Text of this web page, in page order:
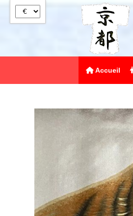
Accueil
Panneau de gestion des cookies